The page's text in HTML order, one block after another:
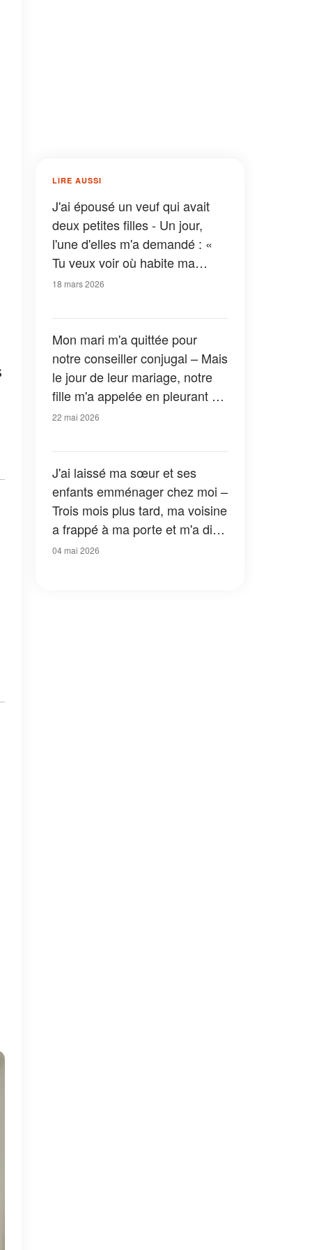
LIRE AUSSI
J'ai épousé un veuf qui avait
deux petites filles - Un jour,
l'une d'elles m'a demandé : «
Tu veux voir où habite ma
maman ? », puis elle m'a
18 mars 2026
Mon mari m'a quittée pour
notre conseiller conjugal – Mais
le jour de leur mariage, notre
fille m'a appelée en pleurant et
m'a dit : « Maman, il faut que tu
22 mai 2026
J'ai laissé ma sœur et ses
enfants emménager chez moi –
Trois mois plus tard, ma voisine
a frappé à ma porte et m'a dit :
« Vous devriez aller voir ce qu'il
04 mai 2026